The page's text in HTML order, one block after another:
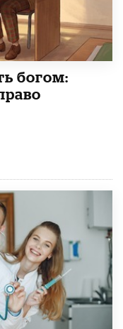
богом: